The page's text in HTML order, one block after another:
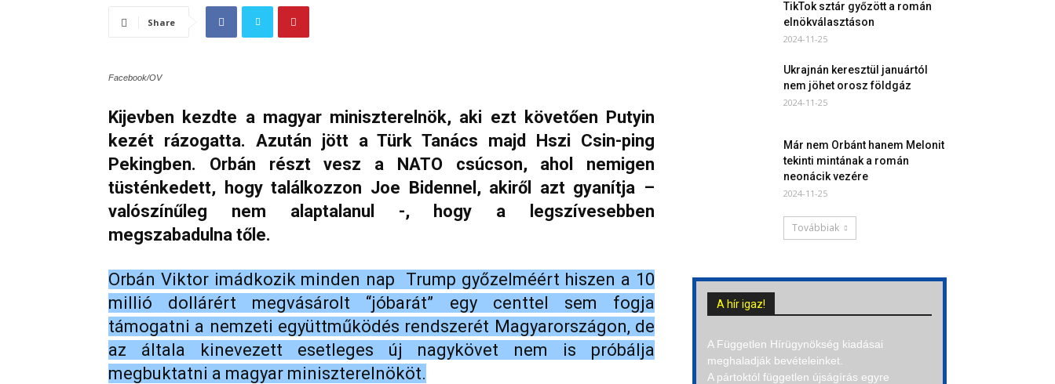
Share
Facebook/OV
Kijevben kezdte a magyar miniszterelnök, aki ezt követően Putyin
kezét rázogatta. Azután jött a Türk Tanács majd Hszi Csin-ping
Pekingben. Orbán részt vesz a NATO csúcson, ahol nemigen
tüsténkedett, hogy találkozzon Joe Bidennel, akiről azt gyanítja –
valószínűleg nem alaptalanul -, hogy a legszívesebben
megszabadulna tőle.
Orbán Viktor imádkozik minden nap Trump győzelméért hiszen a 10
millió dollárért megvásárolt “jóbarát” egy centtel sem fogja
támogatni a nemzeti együttműködés rendszerét Magyarországon, de
az általa kinevezett esetleges új nagykövet nem is próbálja
megbuktatni a magyar miniszterelnököt.
TikTok sztár győzött a román
elnökválasztáson
2024-11-25
Ukrajnán keresztül januártól
nem jöhet orosz földgáz
2024-11-25
Már nem Orbánt hanem Melonit
tekinti mintának a román
neonácik vezére
2024-11-25
Továbbiak
A hír igaz!
A Független Hírügynökség kiadásai
meghaladják bevételeinket.
A pártoktól független újságírás egyre